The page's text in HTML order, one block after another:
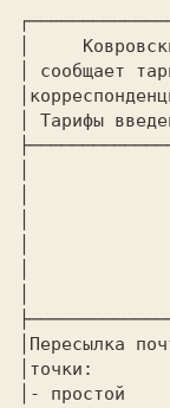
│
│ сообщает
│ Тарифы
│
│
│
│
│
│
│Пересылка
│точки:
│-